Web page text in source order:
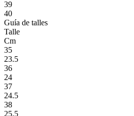
39
40
Guía de talles
Talle
Cm
35
23.5
36
24
37
24.5
38
25.5